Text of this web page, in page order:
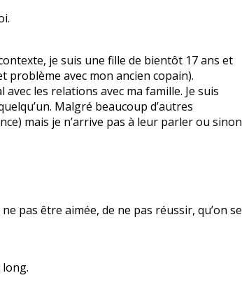
je suis une fille de bientôt 17 ans et
problème avec mon ancien copain).
les relations avec ma famille. Je suis
Malgré beaucoup d’autres
mais je n’arrive pas à leur parler ou sinon
pas être aimée, de ne pas réussir, qu’on se